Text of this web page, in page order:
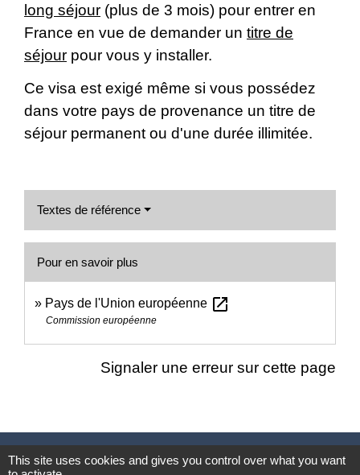
long séjour (plus de 3 mois) pour entrer en
France en vue de demander un titre de
séjour pour vous y installer.
Ce visa est exigé même si vous possédez
dans votre pays de provenance un titre de
séjour permanent ou d'une durée illimitée.
Textes de référence
Pour en savoir plus
Pays de l'Union européenne open_in_new
Commission européenne
Signaler une erreur sur cette page
Nous contacter
This site uses cookies and gives you control over what you want